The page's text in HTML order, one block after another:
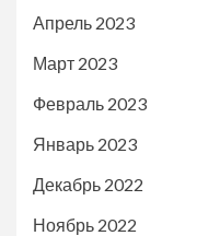
Апрель 2023
Март 2023
Февраль 2023
Январь 2023
Декабрь 2022
Ноябрь 2022